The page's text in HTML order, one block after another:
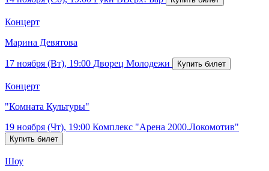
Концерт
Марина Девятова
17 ноября (Вт), 19:00 Дворец Молодежи
Концерт
"Комната Культуры"
19 ноября (Чт), 19:00 Комплекс "Арена 2000.Локомотив"
Шоу